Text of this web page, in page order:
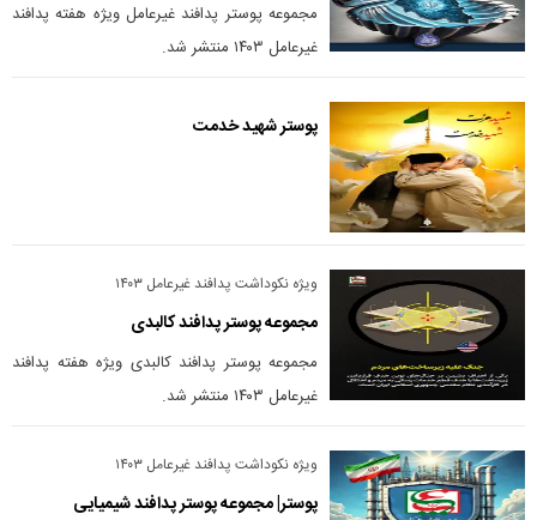
مجموعه پوستر پدافند غیرعامل ویژه هفته پدافند
غیرعامل ۱۴۰۳ منتشر شد.
پوستر شهید خدمت
ویژه نکوداشت پدافند غیرعامل ۱۴۰۳
مجموعه پوستر پدافند کالبدی
مجموعه پوستر پدافند کالبدی ویژه هفته پدافند
غیرعامل ۱۴۰۳ منتشر شد.
ویژه نکوداشت پدافند غیرعامل ۱۴۰۳
پوستر| مجموعه پوستر پدافند شیمیایی